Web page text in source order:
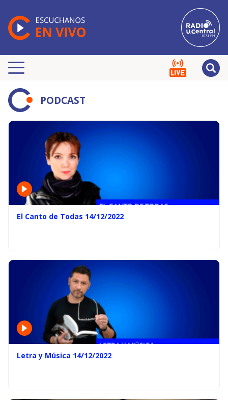
PODCAST
El Canto de Todas 14/12/2022
Letra y Música 14/12/2022